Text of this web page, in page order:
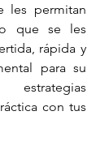
les permitan
que se les
rápida y
para su
con tus